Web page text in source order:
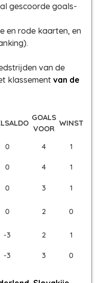
gescoorde goals-
en rode kaarten, en
van de
klassementvan de
GOALS
VOOR
WINST
0 4 1
0 4
1
0 3
1
0 2
0
-3 2 1
-3 3 0